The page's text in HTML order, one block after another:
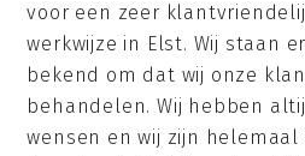
voor een zeer
werkwijze in Elst. Wij staan
bekend om dat wij onze
behandelen. Wij hebben
wensen en wij zijn